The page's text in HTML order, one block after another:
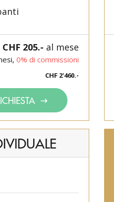
CHF 205.- al mese
0% di commissioni
CHF 2'460.-